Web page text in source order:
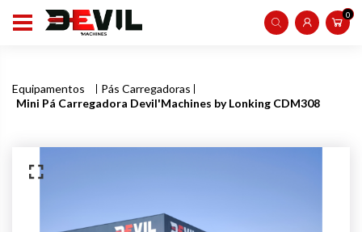
0
Equipamentos
Pás Carregadoras
Mini Pá Carregadora Devil'Machines by Lonking CDM308